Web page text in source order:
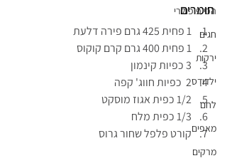
הכי פופולרי
חגים
ירקות
ילדודס
לחם
מאפים
מרקים
חומרים
1 פחית 425 גרם פירה דלעת
1 פחית 400 גרם קרם קוקוס
3 כפיות קינמון
2  כפיות חווג' קפה
1/2 כפית אגוז מוסקט
1/3 כפית מלח
קורט פלפל שחור גרוס